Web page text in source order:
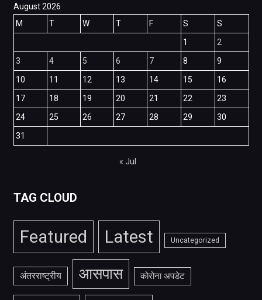
August 2026
M
T W T F S
S
1
2
3
4 5 6 7 8
9
10
11 12 13 14 15
16
17
18 19 20 21 22
23
24
25 26 27 28 29
30
31
« Jul
TAG CLOUD
Featured Latest Uncategorized
अंतरराष्ट्रीय आसपास कोरोना अपडेट